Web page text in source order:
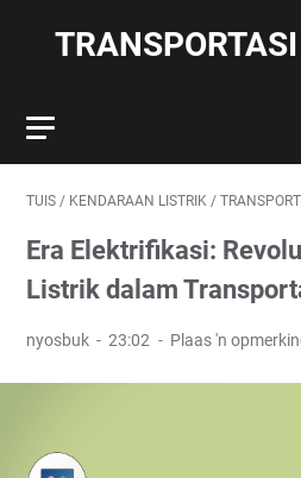
TUIS / KENDARAAN LISTRIK /
Era Elektrifikasi:
Listrik dalam
nyosbuk 23:02 Plaas 'n